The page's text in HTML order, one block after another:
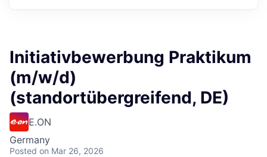
Initiativbewerbung Praktikum
(m/w/d)
(standortübergreifend, DE)
E.ON
Germany
Posted on Mar 26, 2026